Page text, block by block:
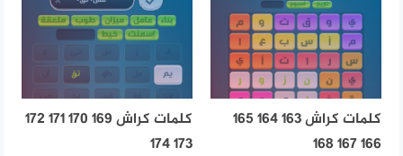
كلمات كراش 163 164 165
166 167 168
كلمات كراش 169 170 171 172
173 174